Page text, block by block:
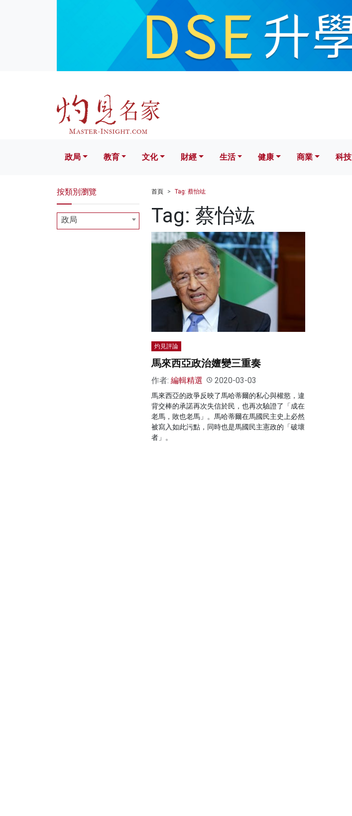
文化 財經 生活 健康 科技
政局 教育 文化 財經 生活 健康 商業 科技
首頁 Tag: 蔡怡竑
Tag: 蔡怡竑
灼見評論
馬來西亞政治嬗變三重奏
作者: 編輯精選 2020-03-03
馬來西亞的政爭反映了馬哈蒂爾的私心與權慾，違
背交棒的承諾再次失信於民，也再次驗證了「成在
老馬，敗也老馬」。馬哈蒂爾在馬國民主史上必然
被寫入如此污點，同時也是馬國民主憲政的「破壞
者」。
按類別瀏覽
政局